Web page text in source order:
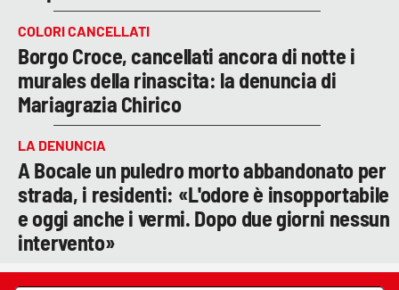
COLORI CANCELLATI
Borgo Croce, cancellati ancora di notte i
murales della rinascita: la denuncia di
Mariagrazia Chirico
LA DENUNCIA
A Bocale un puledro morto abbandonato per
strada, i residenti: «L'odore è insopportabile
e oggi anche i vermi. Dopo due giorni nessun
intervento»